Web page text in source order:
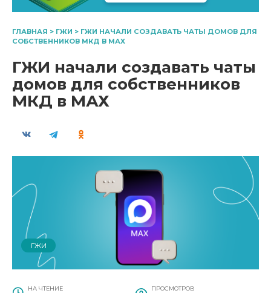
ГЛАВНАЯ > ГЖИ > ГЖИ НАЧАЛИ СОЗДАВАТЬ ЧАТЫ ДОМОВ ДЛЯ
СОБСТВЕННИКОВ МКД В MАХ
ГЖИ начали создавать чаты
домов для собственников
МКД в MАХ
ГЖИ
НА ЧТЕНИЕ ПРОСМОТРОВ